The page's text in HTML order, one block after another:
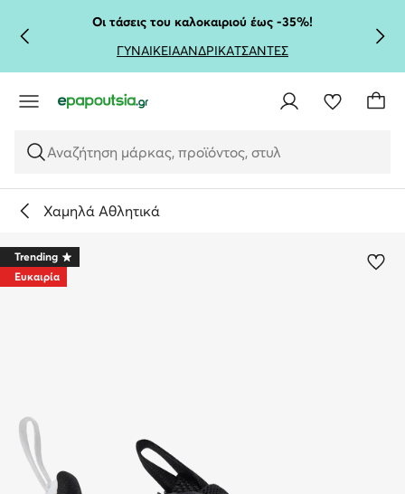
ΜΕΤΆΒΑΣΗ ΣΤΟ ΚΎΡΙΟ ΠΕΡΙΕΧΌΜΕΝΟ
ΜΕΤΆΒΑΣΗ ΣΤΗΝ ΑΝΑΖΉΤΗΣΗ
Οι τάσεις του καλοκαιριού έως -35%!
ΓΥΝΑΙΚΕΙΑΑΝΔΡΙΚΑΤΣΑΝΤΕΣ
Αναζήτηση μάρκας, προϊόντος, στυλ
Χαμηλά Αθλητικά
Trending
Ευκαιρία